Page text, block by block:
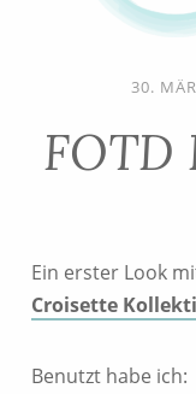
30.
FOTD
Ein erster Look
Croisette
Benutzt habe ich: